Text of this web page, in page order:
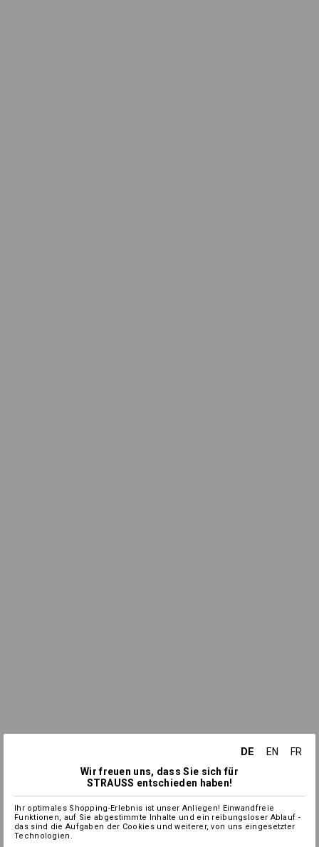
DE EN
FR
Wir freuen uns, dass Sie sich für
STRAUSS entschieden haben!
Ihr optimales Shopping-Erlebnis ist unser Anliegen! Einwandfreie
Funktionen, auf Sie abgestimmte Inhalte und ein reibungsloser Ablauf -
das sind die Aufgaben der Cookies und weiterer, von uns eingesetzter
Technologien.